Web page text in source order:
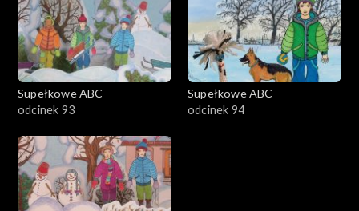
Supełkowe ABC
odcinek 93
Supełkowe ABC
odcinek 94